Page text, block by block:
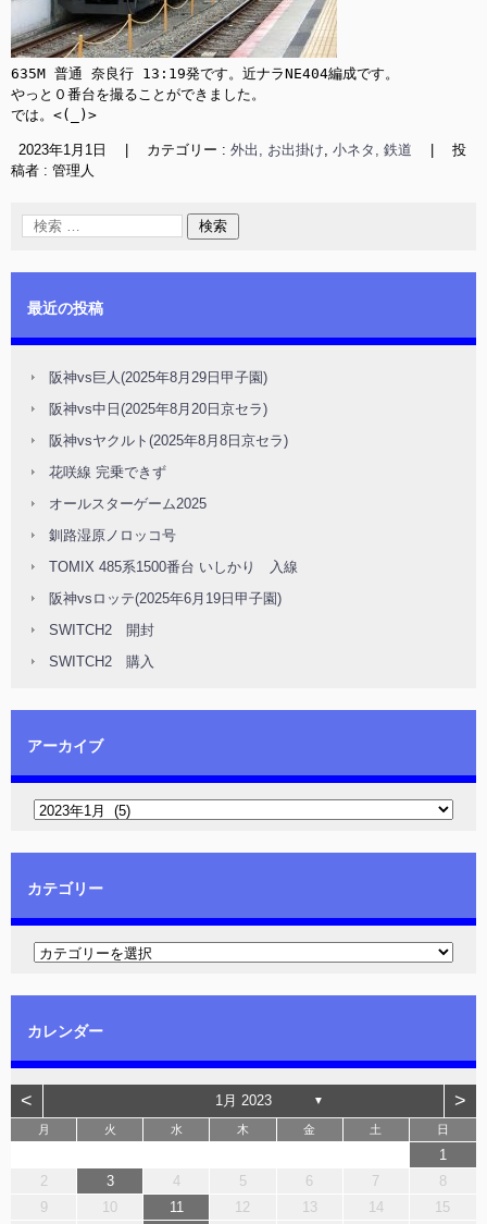
635M 普通 奈良行 13:19発です。近ナラNE404編成です。
やっと０番台を撮ることができました。
では。<(_)>
2023年1月1日 カテゴリー : 外出, お出掛け, 小ネタ, 鉄道
投
稿者 : 管理人
最近の投稿
阪神vs巨人(2025年8月29日甲子園)
阪神vs中日(2025年8月20日京セラ)
阪神vsヤクルト(2025年8月8日京セラ)
花咲線 完乗できず
オールスターゲーム2025
釧路湿原ノロッコ号
TOMIX 485系1500番台 いしかり 入線
阪神vsロッテ(2025年6月19日甲子園)
SWITCH2 開封
SWITCH2 購入
アーカイブ
カテゴリー
カレンダー
< 1月 2023 ▼ >
月 火 水 木 金 土 日
1
2
3 4 5 6 7
8
9
10 11 12 13 14 15